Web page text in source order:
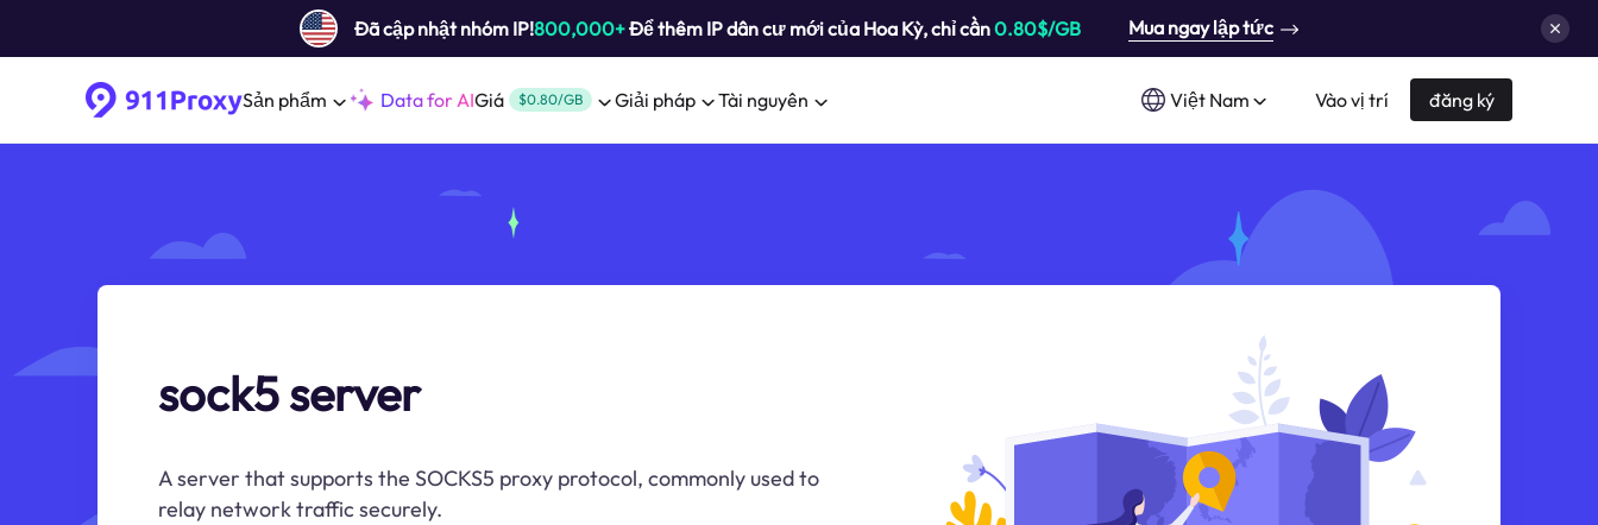
Đã cập nhật nhóm IP!800,000+Để thêm IP dân cư mới của Hoa Kỳ, chỉ cần0.80$/GB Mua ngay lập tức
Sản phẩm Data for AIGiá $0.80/GB Giải pháp Tài nguyên Việt Nam Vào vị trí đăng ký
sock5 server
A server that supports the SOCKS5 proxy protocol, commonly used to
relay network traffic securely.